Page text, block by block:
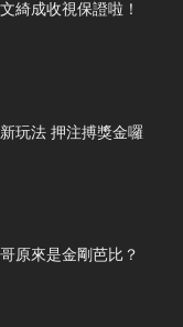
綺成收視保證啦！
玩法 押注搏獎金囉
原來是金剛芭比？